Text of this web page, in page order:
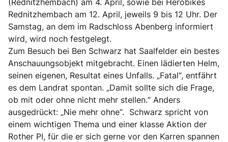
(Rednitzhembach) am 4. April, sowie bei Herobikes
Rednitzhembach am 12. April, jeweils 9 bis 12 Uhr. Der
Samstag, an dem im Radschloss Abenberg informiert
wird, wird noch festgelegt.
Zum Besuch bei Ben Schwarz hat Saalfelder ein bestes
Anschauungsobjekt mitgebracht. Einen lädierten Helm,
seinen eigenen, Resultat eines Unfalls. „Fatal“, entfährt
es dem Landrat spontan. „Damit sollte sich die Frage,
ob mit oder ohne nicht mehr stellen.“ Anders
ausgedrückt: „Nie mehr ohne“. Schwarz spricht von
einem wichtigen Thema und einer klasse Aktion der
Rother PI, für die er sich gerne vor den Karren spannen